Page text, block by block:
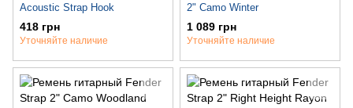
Acoustic Strap Hook
418 грн
Уточняйте наличие
2" Camo Winter
1 089 грн
Уточняйте наличие